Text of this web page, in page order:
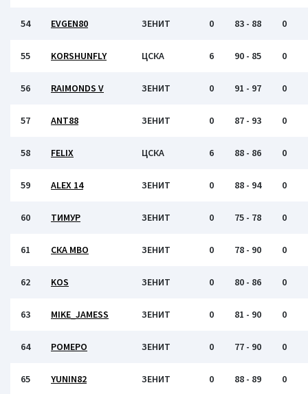
54 EVGEN80 ЗЕНИТ 0 83 - 88 0
55 KORSHUNFLY ЦСКА 6 90 - 85 0
56 RAIMONDS V ЗЕНИТ 0 91 - 97 0
57 ANT88 ЗЕНИТ 0 87 - 93 0
58 FELIX ЦСКА 6 88 - 86 0
59 ALEX 14 ЗЕНИТ 0 88 - 94 0
60 ТИМУР ЗЕНИТ 0 75 - 78 0
61 СКА МВО ЗЕНИТ 0 78 - 90 0
62 KOS ЗЕНИТ 0 80 - 86 0
63 MIKE_JAMESS ЗЕНИТ 0 81 - 90 0
64 РОМЕРО ЗЕНИТ 0 77 - 90 0
65 YUNIN82 ЗЕНИТ 0 88 - 89 0